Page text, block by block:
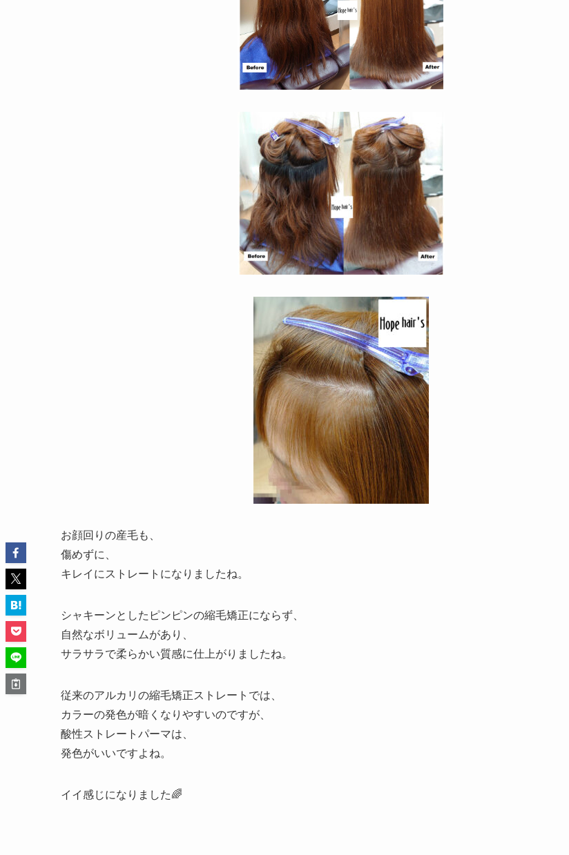
お顔回りの産毛も、
傷めずに、
キレイにストレートになりましたね。
シャキーンとしたピンピンの縮毛矯正にならず、
自然なボリュームがあり、
サラサラで柔らかい質感に仕上がりましたね。
従来のアルカリの縮毛矯正ストレートでは、
カラーの発色が暗くなりやすいのですが、
酸性ストレートパーマは、
発色がいいですよね。
イイ感じになりました🌈